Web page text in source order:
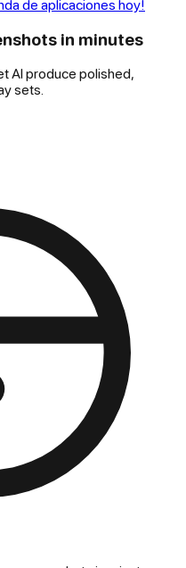
de aplicaciones hoy!
in minutes
AI produce polished,
sets.